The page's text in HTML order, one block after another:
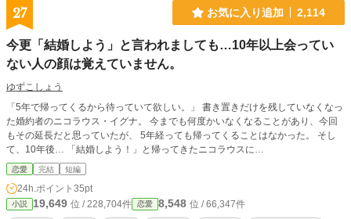
27 お気に入り追加 2,114
今更「結婚しよう」と言われましても…10年以上会ってい
ない人の顔は覚えていません。
ゆずこしょう
「5年で帰ってくるから待っていて欲しい。」 書き置きだけを残していなくなっ
た婚約者のニコラウス・イグナ。 今までも何度かいなくなることがあり、今回
もその延長だと思っていたが、 5年経っても帰ってくることはなかった。 そし
て、10年後… 「結婚しよう！」と帰ってきたニコラウスに…
恋愛 完結 短編
24h.ポイント 35pt
小説 19,649 位 / 228,704件 恋愛 8,548 位 / 66,347件